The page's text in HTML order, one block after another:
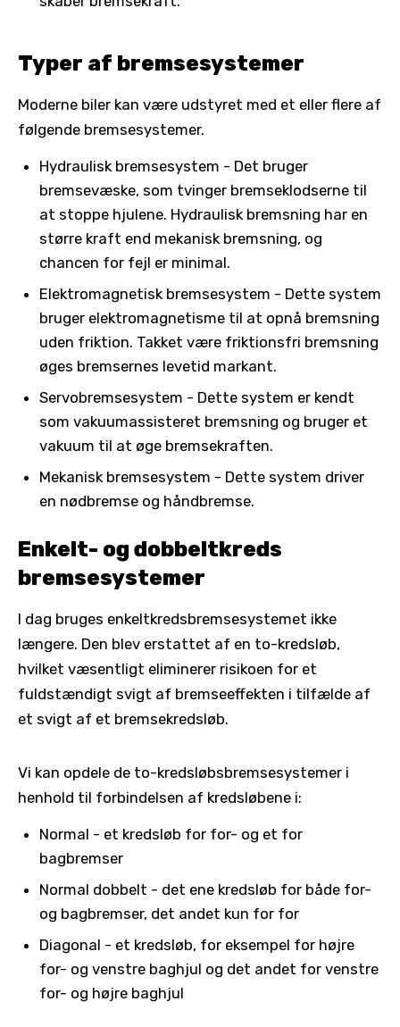
Typer af bremsesystemer
Moderne biler kan være udstyret med et eller flere af
følgende bremsesystemer.
Hydraulisk bremsesystem - Det bruger
bremsevæske, som tvinger bremseklodserne til
at stoppe hjulene. Hydraulisk bremsning har en
større kraft end mekanisk bremsning, og
chancen for fejl er minimal.
Elektromagnetisk bremsesystem - Dette system
bruger elektromagnetisme til at opnå bremsning
uden friktion. Takket være friktionsfri bremsning
øges bremsernes levetid markant.
Servobremsesystem - Dette system er kendt
som vakuumassisteret bremsning og bruger et
vakuum til at øge bremsekraften.
Mekanisk bremsesystem - Dette system driver
en nødbremse og håndbremse.
Enkelt- og dobbeltkreds
bremsesystemer
I dag bruges enkeltkredsbremsesystemet ikke
længere. Den blev erstattet af en to-kredsløb,
hvilket væsentligt eliminerer risikoen for et
fuldstændigt svigt af bremseeffekten i tilfælde af
et svigt af et bremsekredsløb.
Vi kan opdele de to-kredsløbsbremsesystemer i
henhold til forbindelsen af kredsløbene i:
Normal - et kredsløb for for- og et for
bagbremser
Normal dobbelt - det ene kredsløb for både for-
og bagbremser, det andet kun for for
Diagonal - et kredsløb, for eksempel for højre
for- og venstre baghjul og det andet for venstre
for- og højre baghjul